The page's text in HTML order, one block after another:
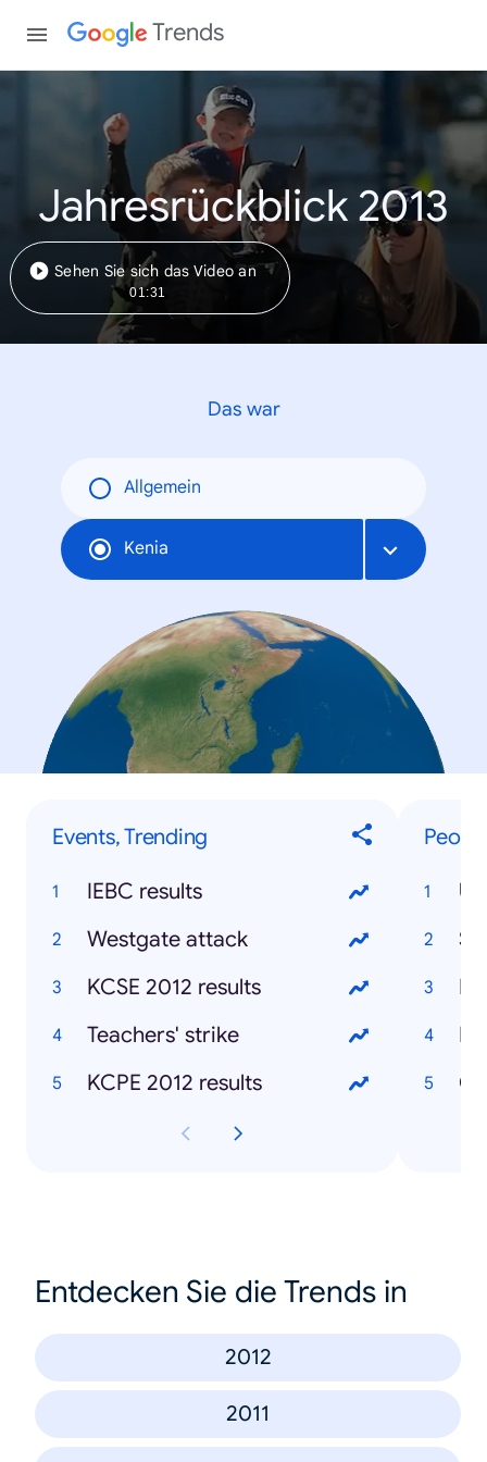
Trends
Jahresrückblick 2013
Sehen Sie sich das Video an
01:31
Das war
Allgemein
Kenia
Events, Trending
IEBC results
Westgate attack
KCSE 2012 results
Teachers' strike
KCPE 2012 results
Entdecken Sie die Trends in
2012
2011